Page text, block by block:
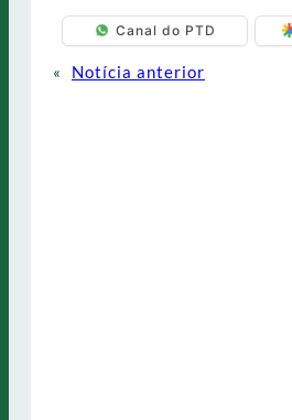
Canal do PTD
«
Notícia anterior